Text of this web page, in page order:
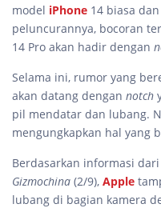
model iPhone 14 biasa
peluncurannya, bocoran
14 Pro akan hadir dengan
Selama ini, rumor yang
akan datang dengan notch
pil mendatar dan lubang.
mengungkapkan hal yang
Berdasarkan informasi dari
Gizmochina (2/9), Apple
lubang di bagian kamera